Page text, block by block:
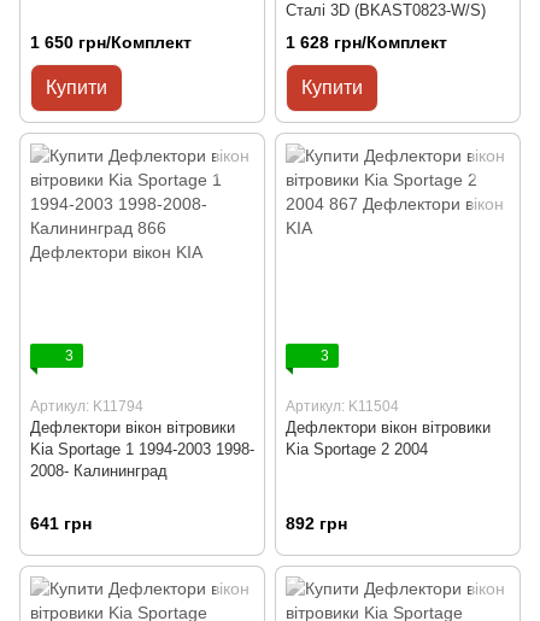
1 650 грн/Комплект
Купити
Сталі 3D (BKAST0823-W/S)
1 628 грн/Комплект
Купити
3
Артикул: K11794
Дефлектори вікон вітровики
Kia Sportage 1 1994-2003 1998-
2008- Калининград
641 грн
3
Артикул: K11504
Дефлектори вікон вітровики
Kia Sportage 2 2004
892 грн